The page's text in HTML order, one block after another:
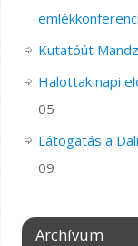
Kutatóút
Halottak napi
05
Látogatás a
09
Archívum